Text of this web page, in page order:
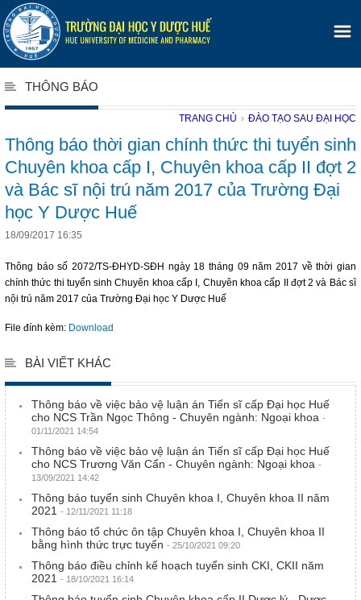
THÔNG BÁO
TRANG CHỦ › ĐÀO TẠO SAU ĐẠI HỌC
Thông báo thời gian chính thức thi tuyển sinh
Chuyên khoa cấp I, Chuyên khoa cấp II đợt 2
và Bác sĩ nội trú năm 2017 của Trường Đại
học Y Dược Huế
18/09/2017 16:35
Thông báo số 2072/TS-ĐHYD-SĐH ngày 18 tháng 09 năm 2017 về thời gian
chính thức thi tuyển sinh Chuyên khoa cấp I, Chuyên khoa cấp II đợt 2 và Bác sĩ
nội trú năm 2017 của Trường Đại học Y Dược Huế
File đính kèm: Download
BÀI VIẾT KHÁC
Thông báo về việc bảo vệ luận án Tiến sĩ cấp Đại học Huế
cho NCS Trần Ngọc Thông - Chuyên ngành: Ngoại khoa -
01/11/2021 14:54
Thông báo về việc bảo vệ luận án Tiến sĩ cấp Đại học Huế
cho NCS Trương Văn Cẩn - Chuyên ngành: Ngoại khoa -
13/09/2021 14:42
Thông báo tuyển sinh Chuyên khoa I, Chuyên khoa II năm
2021 - 12/11/2021 11:18
Thông báo tổ chức ôn tập Chuyên khoa I, Chuyên khoa II
bằng hình thức trực tuyến - 25/10/2021 09:20
Thông báo điều chỉnh kế hoạch tuyển sinh CKI, CKII năm
2021 - 18/10/2021 16:14